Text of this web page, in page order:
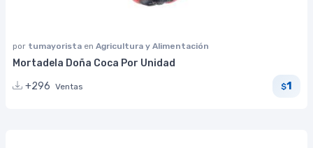
por tumayorista en Agricultura y Alimentación
Mortadela Doña Coca Por Unidad
+296 Ventas $1